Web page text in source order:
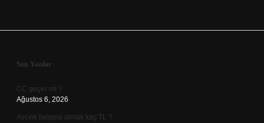
Sidebar
Son Yazılar
CC geçer mi ?
Ağustos 6, 2026
Avcılık belgesi almak kaç TL ?